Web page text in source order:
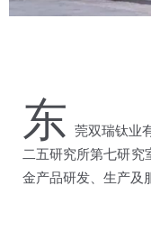
东 莞双瑞钛业
二五研究所第七研究
金产品研发、生产及